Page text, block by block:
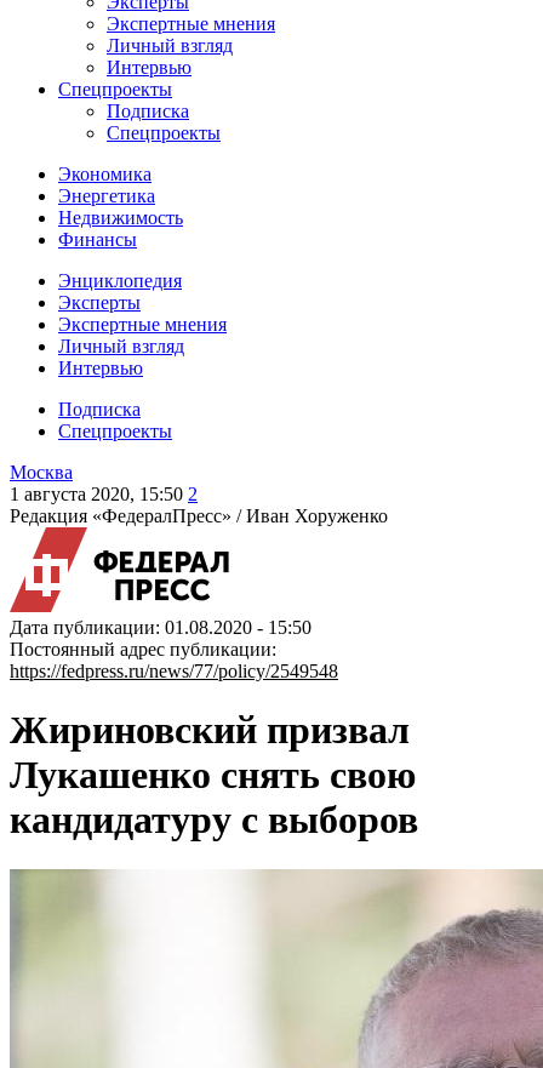
Экспертные мнения
Личный взгляд
Интервью
Спецпроекты
Подписка
Спецпроекты
Экономика
Энергетика
Недвижимость
Финансы
Энциклопедия
Эксперты
Экспертные мнения
Личный взгляд
Интервью
Подписка
Спецпроекты
Москва
1 августа 2020, 15:50 2
Редакция «ФедералПресс» /Иван Хоруженко
Дата публикации: 01.08.2020 - 15:50
Постоянный адрес публикации:
https://fedpress.ru/news/77/policy/2549548
Жириновский призвал
Лукашенко снять свою
кандидатуру с выборов